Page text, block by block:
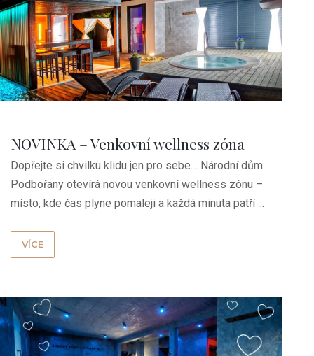
NOVINKA – Venkovní wellness zóna
Dopřejte si chvilku klidu jen pro sebe… Národní dům
Podbořany otevírá novou venkovní wellness zónu –
místo, kde čas plyne pomaleji a každá minuta patří ...
VÍCE